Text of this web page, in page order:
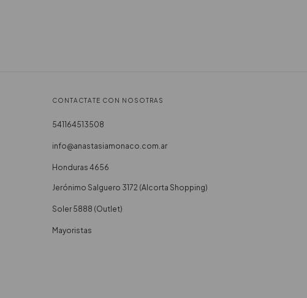
CONTACTATE CON NOSOTRAS
541164513508
info@anastasiamonaco.com.ar
Honduras 4656
Soler 5888 (Outlet)
Mayoristas